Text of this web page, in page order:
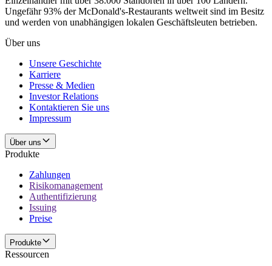
Ungefähr 93% der McDonald's-Restaurants weltweit sind im Besitz
und werden von unabhängigen lokalen Geschäftsleuten betrieben.
Über uns
Unsere Geschichte
Karriere
Presse & Medien
Investor Relations
Kontaktieren Sie uns
Impressum
Über uns
Produkte
Zahlungen
Risikomanagement
Authentifizierung
Issuing
Preise
Produkte
Ressourcen